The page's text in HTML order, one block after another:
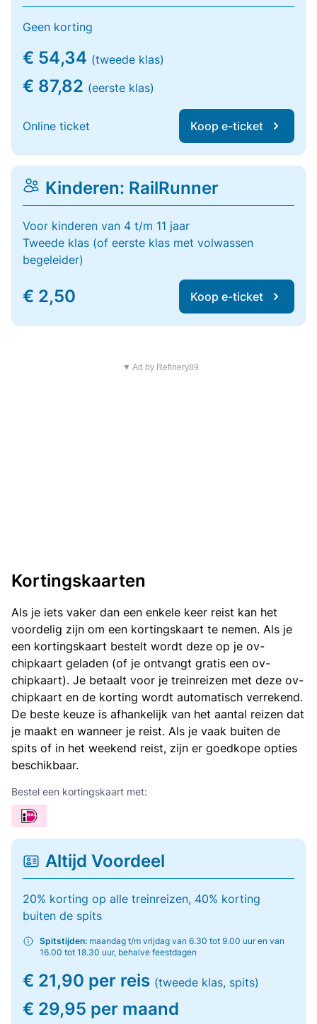
Geen korting
€ 54,34 (tweede klas)
€ 87,82 (eerste klas)
Online ticket Koop e-ticket
Kinderen: RailRunner
Voor kinderen van 4 t/m 11 jaar
Tweede klas (of eerste klas met volwassen
begeleider)
€ 2,50 Koop e-ticket
▼ Ad by Refinery89
Kortingskaarten
Als je iets vaker dan een enkele keer reist kan het
voordelig zijn om een kortingskaart te nemen. Als je
een kortingskaart bestelt wordt deze op je ov-
chipkaart geladen (of je ontvangt gratis een ov-
chipkaart). Je betaalt voor je treinreizen met deze ov-
chipkaart en de korting wordt automatisch verrekend.
De beste keuze is afhankelijk van het aantal reizen dat
je maakt en wanneer je reist. Als je vaak buiten de
spits of in het weekend reist, zijn er goedkope opties
beschikbaar.
Bestel een kortingskaart met:
Altijd Voordeel
20% korting op alle treinreizen, 40% korting
buiten de spits
Spitstijden: maandag t/m vrijdag van 6.30 tot 9.00 uur en van
16.00 tot 18.30 uur, behalve feestdagen
€ 21,90 per reis (tweede klas, spits)
€ 29,95 per maand